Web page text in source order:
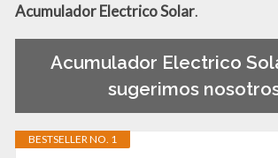
Acumulador Electrico Solar.
Acumulador Electrico
sugerimos
BESTSELLER NO. 1